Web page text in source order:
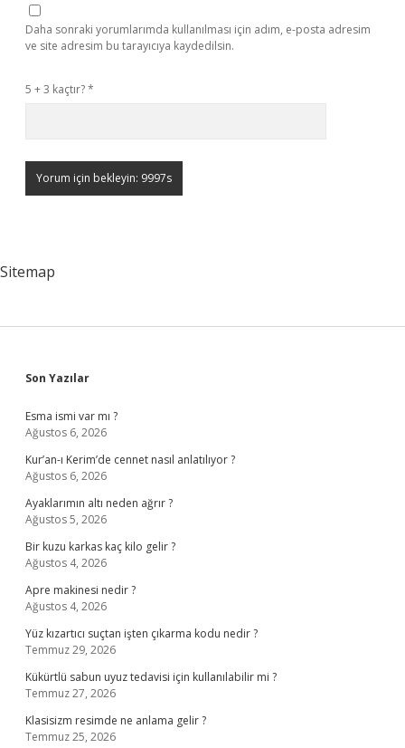
Daha sonraki yorumlarımda kullanılması için adım, e-posta adresim
ve site adresim bu tarayıcıya kaydedilsin.
5 + 3 kaçtır?*
Sitemap
Sidebar
Son Yazılar
Esma ismi var mı ?
Ağustos 6, 2026
Kur’an-ı Kerim’de cennet nasıl anlatılıyor ?
Ağustos 6, 2026
Ayaklarımın altı neden ağrır ?
Ağustos 5, 2026
Bir kuzu karkas kaç kilo gelir ?
Ağustos 4, 2026
Apre makinesi nedir ?
Ağustos 4, 2026
Yüz kızartıcı suçtan işten çıkarma kodu nedir ?
Temmuz 29, 2026
Kükürtlü sabun uyuz tedavisi için kullanılabilir mi ?
Temmuz 27, 2026
Klasisizm resimde ne anlama gelir ?
Temmuz 25, 2026